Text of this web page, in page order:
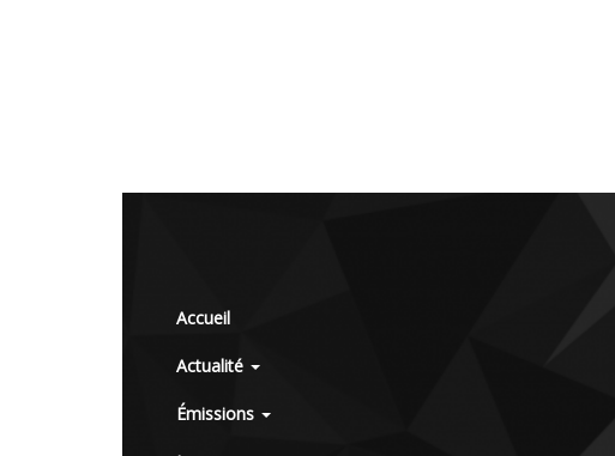
Accueil
Actualité
Émissions